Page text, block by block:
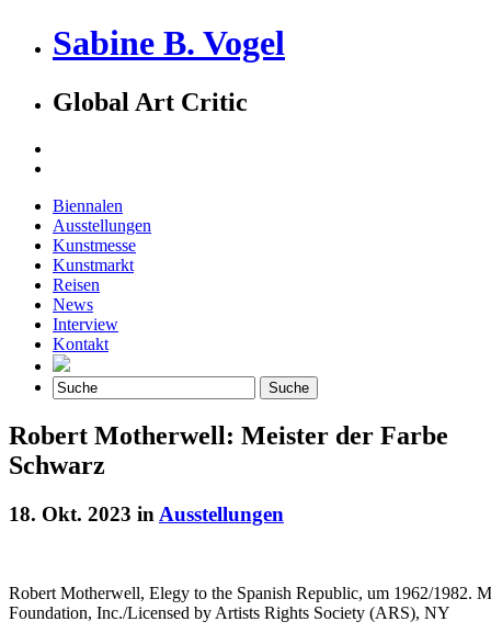
Sabine B. Vogel
Global Art Critic
Biennalen
Ausstellungen
Kunstmesse
Kunstmarkt
Reisen
News
Interview
Kontakt
Robert Motherwell: Meister der Farbe
Schwarz
18. Okt. 2023 in Ausstellungen
Robert Motherwell, Elegy to the Spanish Republic, um 1962/1982.
Foundation, Inc./Licensed by Artists Rights Society (ARS), NY